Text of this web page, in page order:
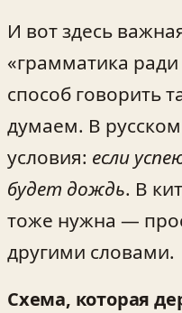
И вот здесь
«грамматика
способ говорить
думаем. В
условия: если
будет дождь. В
тоже нужна —
другими словами.
Схема, которая